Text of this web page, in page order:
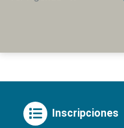
Inscripciones